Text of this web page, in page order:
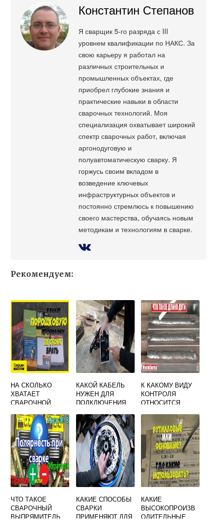
Константин Степанов
Я сварщик 5-го разряда с III
уровнем квалификации по НАКС. За
свою карьеру я работал на
различных строительных и
промышленных объектах, где
приобрел глубокие знания и
практические навыки в области
сварочных технологий. Моя
специализация охватывает широкий
спектр сварочных работ, включая
аргонодуговую и
полуавтоматическую сварку. Я
горжусь своим вкладом в
возведение ключевых
инфраструктурных объектов и
постоянно стремлюсь к повышению
своего мастерства, обучаясь новым
методикам и технологиям в сварке.
Рекомендуем:
НА СКОЛЬКО
ХВАТАЕТ
СВАРОЧНОЙ
КАКОЙ КАБЕЛЬ
НУЖЕН ДЛЯ
ПОДКЛЮЧЕНИЯ
АППАРАТА К СЕТИ
220В
К КАКОМУ ВИДУ
КОНТРОЛЯ
ОТНОСИТСЯ
ШАБЛОНАМИ
СВАРЩИКА
ЧТО ТАКОЕ
СВАРОЧНЫЙ
ВЫПРЯМИТЕЛЬ
КАКИЕ СПОСОБЫ
СВАРКИ
ПРИМЕНЯЮТ ДЛЯ
КАКИЕ
ВЫСОКОПРОИЗВ
ОДИТЕЛЬНЫЕ